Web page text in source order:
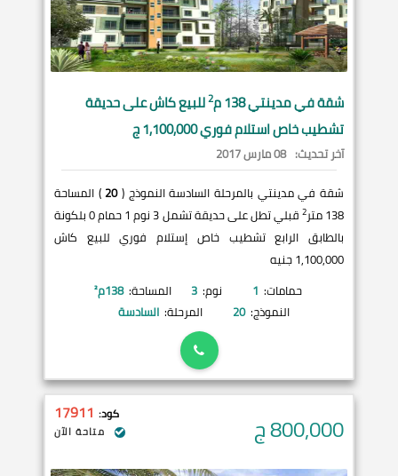
شقة فيمدينتي138 م 2للبيع كاش على حديقة
تشطيب خاص استلام فوري 1,100,000 ج
آخر تحديث: 08 مارس 2017
شقة في مدينتي بالمرحلة السادسة النموذج (20) المساحة
138 متر
2
قبلي تطل على حديقة تشمل 3 نوم 1 حمام 0 بلكونة
بالطابق الرابع تشطيب خاص إستلام فوري للبيع كاش
1,100,000 جنيه
حمامات: 1 نوم: 3 المساحة: 138م²
النموذج: 20 المرحلة: السادسة
800,000ج كود: 17911
متاحة الآن